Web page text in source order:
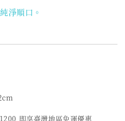
淨順口。
即享臺灣地區免運優惠